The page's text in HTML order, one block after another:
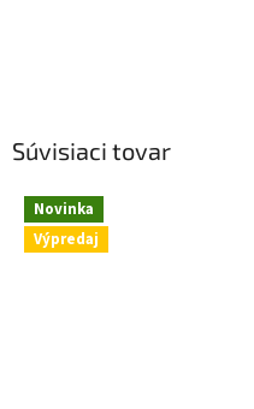
Súvisiaci tovar
Novinka
Výpredaj